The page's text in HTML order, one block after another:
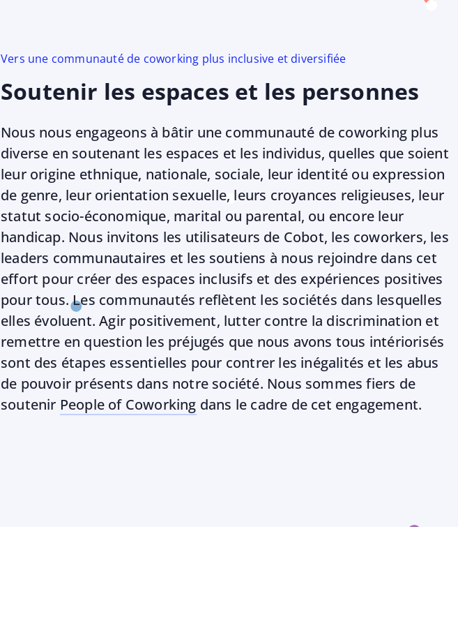
Vers une communauté de coworking plus inclusive et diversifiée
Soutenir les espaces et les personnes
Nous nous engageons à bâtir une communauté de coworking plus
diverse en soutenant les espaces et les individus, quelles que soient
leur origine ethnique, nationale, sociale, leur identité ou expression
de genre, leur orientation sexuelle, leurs croyances religieuses, leur
statut socio-économique, marital ou parental, ou encore leur
handicap. Nous invitons les utilisateurs de Cobot, les coworkers, les
leaders communautaires et les soutiens à nous rejoindre dans cet
effort pour créer des espaces inclusifs et des expériences positives
pour tous. Les communautés reflètent les sociétés dans lesquelles
elles évoluent. Agir positivement, lutter contre la discrimination et
remettre en question les préjugés que nous avons tous intériorisés
sont des étapes essentielles pour contrer les inégalités et les abus
de pouvoir présents dans notre société. Nous sommes fiers de
soutenir People of Coworking dans le cadre de cet engagement.